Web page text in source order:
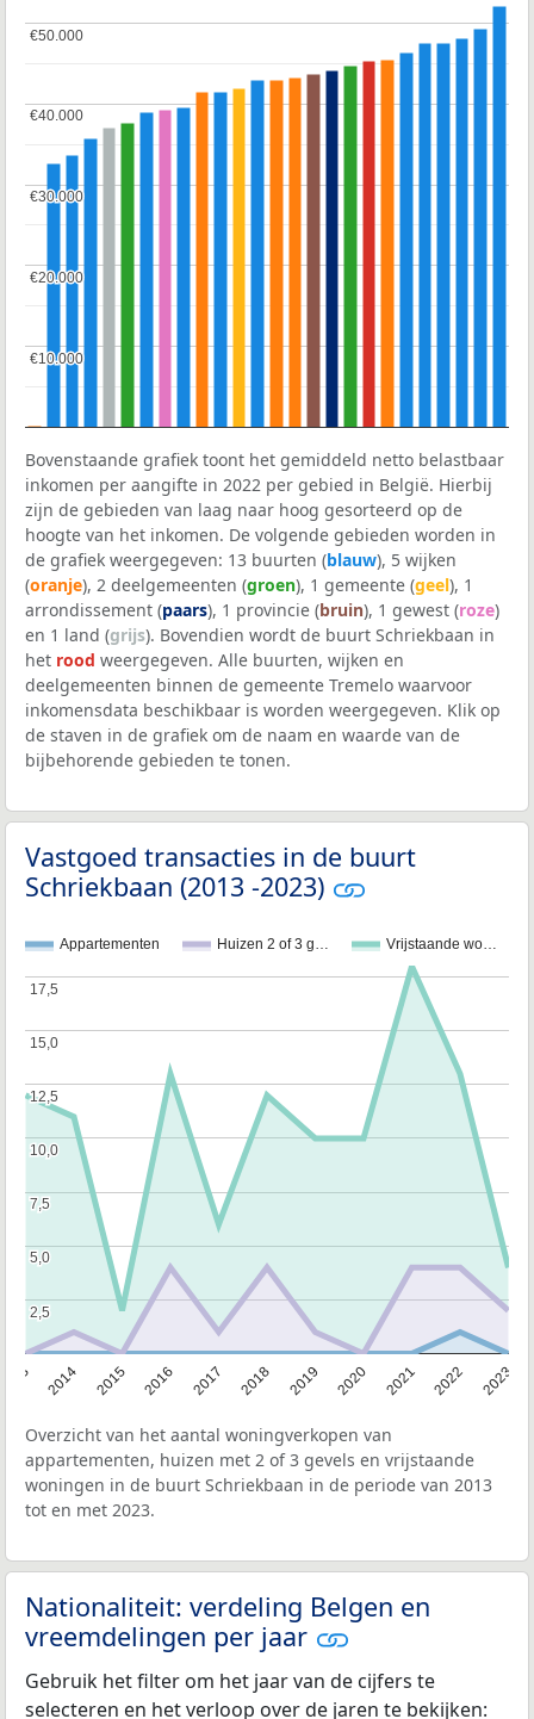
€10.000
€10.000
€20.000
€20.000
€30.000
€30.000
€40.000
€40.000
€50.000
€50.000
Bovenstaande grafiek toont het gemiddeld netto belastbaar
inkomen per aangifte in 2022 per gebied in België. Hierbij
zijn de gebieden van laag naar hoog gesorteerd op de
hoogte van het inkomen. De volgende gebieden worden in
de grafiek weergegeven: 13 buurten (blauw), 5 wijken
(oranje), 2 deelgemeenten (groen), 1 gemeente (geel), 1
arrondissement (paars), 1 provincie (bruin), 1 gewest (roze)
en 1 land (grijs). Bovendien wordt de buurt Schriekbaan in
het rood weergegeven. Alle buurten, wijken en
deelgemeenten binnen de gemeente Tremelo waarvoor
inkomensdata beschikbaar is worden weergegeven. Klik op
de staven in de grafiek om de naam en waarde van de
bijbehorende gebieden te tonen.
Vastgoed transacties in de buurt
Schriekbaan (2013 -2023)
Appartementen Huizen 2 of 3 g… Vrijstaande wo…
2014 2015 2016 2017 2018 2019 2020 2021 2022 2023
2,5
2,5
5,0
5,0
7,5
7,5
10,0
10,0
12,5
12,5
15,0
15,0
17,5
17,5
Overzicht van het aantal woningverkopen van
appartementen, huizen met 2 of 3 gevels en vrijstaande
woningen in de buurt Schriekbaan in de periode van 2013
tot en met 2023.
Nationaliteit: verdeling Belgen en
vreemdelingen per jaar
Gebruik het filter om het jaar van de cijfers te
selecteren en het verloop over de jaren te bekijken: